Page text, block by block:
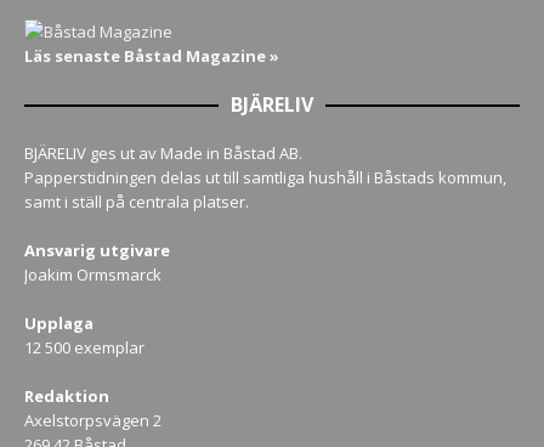
Läs senaste Båstad Magazine »
BJÄRELIV
BJÄRELIV ges ut av Made in Båstad AB.
Papperstidningen delas ut till samtliga hushåll i Båstads kommun,
samt i ställ på centrala platser.
Ansvarig utgivare
Joakim Ormsmarck
Upplaga
12 500 exemplar
Redaktion
Axelstorpsvägen 2